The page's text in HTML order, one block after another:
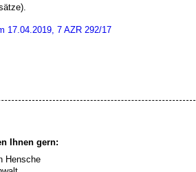
17.04.2019, 7 AZR 292/17
Ihnen gern:
Hensche